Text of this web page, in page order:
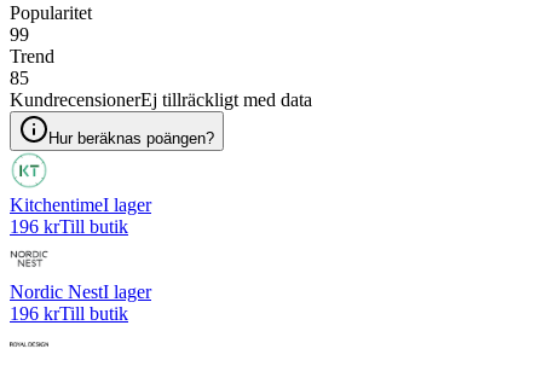
Popularitet
99
Trend
85
KundrecensionerEj tillräckligt med data
Hur beräknas poängen?
KitchentimeI lager
196 krTill butik
Nordic NestI lager
196 krTill butik